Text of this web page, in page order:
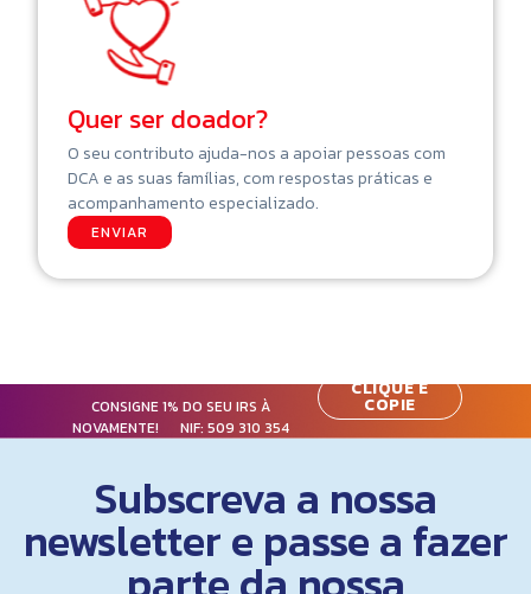
Quer ser doador?
O seu contributo ajuda-nos a apoiar pessoas com
DCA e as suas famílias, com respostas práticas e
acompanhamento especializado.
ENVIAR
CONSIGNE 1% DO SEU IRS À
NOVAMENTE! NIF:509 310 354
CLIQUE E
COPIE
Subscreva a nossa
newsletter e passe a fazer